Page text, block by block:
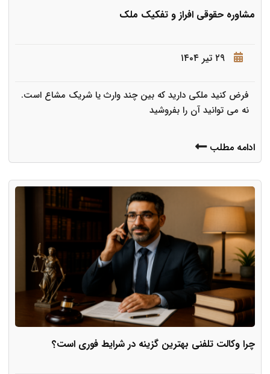
مشاوره حقوقی افراز و تفکیک ملک
۲۹ تیر ۱۴۰۴
فرض کنید ملکی دارید که بین چند وارث یا شریک مشاع است.
نه می توانید آن را بفروشید
ادامه مطلب
چرا وکالت تلفنی بهترین گزینه در شرایط فوری است؟